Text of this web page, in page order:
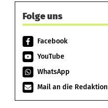
Folge uns
Facebook
YouTube
WhatsApp
Mail an die Redaktion